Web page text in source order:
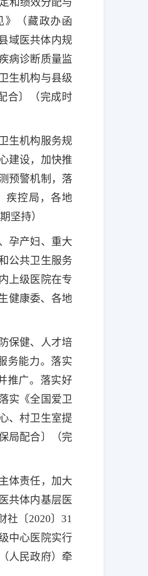
》（藏政办函
域医共体内规
病诊断质量监
生机构与县级
合〕（完成时
生机构服务规
建设，加快推
预警机制，落
疾控局，各地
坚持）
孕产妇、重大
公共卫生服务
上级医院在专
健康委、各地
保健、人才培
务能力。落实
推广。落实好
实《全国爱卫
、村卫生室提
局配合〕（完
主体责任，加大
共体内基层医
社〔2020〕 31
中心医院实行
人民政府） 牵